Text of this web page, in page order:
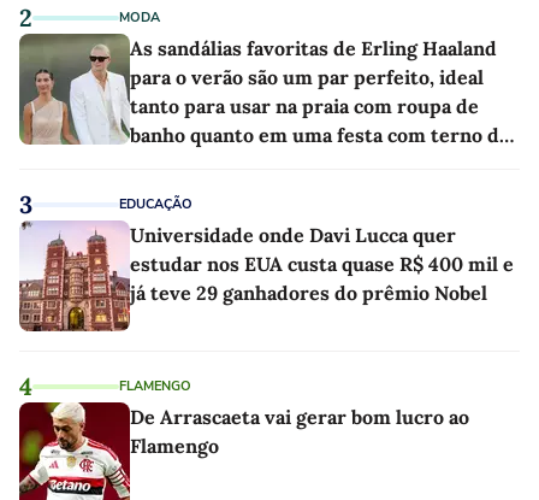
2 MODA
As sandálias favoritas de Erling Haaland
para o verão são um par perfeito, ideal
tanto para usar na praia com roupa de
banho quanto em uma festa com terno de
3 EDUCAÇÃO
Universidade onde Davi Lucca quer
estudar nos EUA custa quase R$ 400 mil e
já teve 29 ganhadores do prêmio Nobel
4 FLAMENGO
De Arrascaeta vai gerar bom lucro ao
Flamengo